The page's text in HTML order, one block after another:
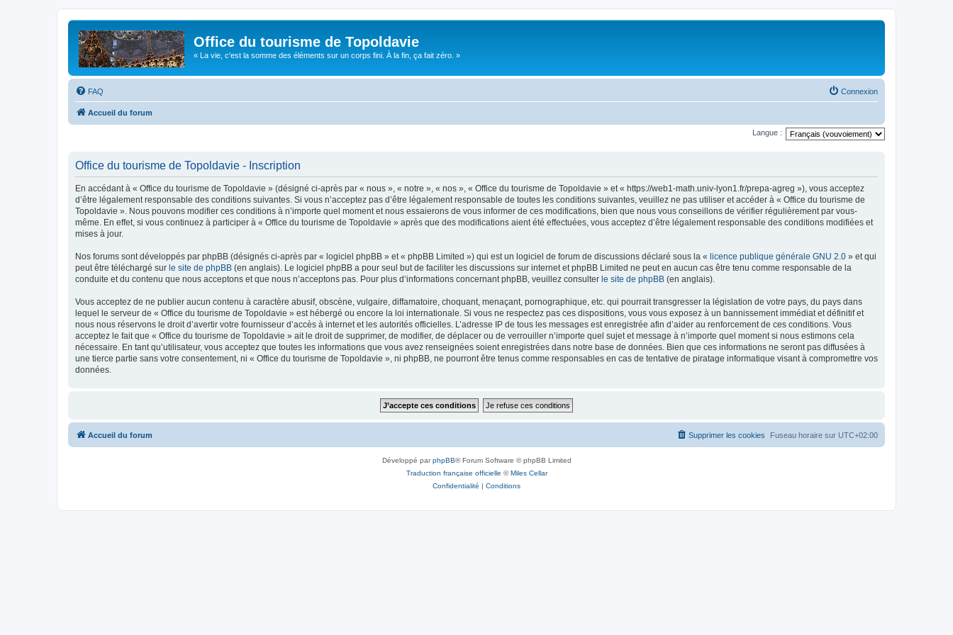
Office du tourisme de Topoldavie
« La vie, c'est la somme des éléments sur un corps fini. À la fin, ça fait zéro. »
FAQ Connexion
Accueil du forum
Langue :
Office du tourisme de Topoldavie - Inscription
En accédant à « Office du tourisme de Topoldavie » (désigné ci-après par « nous », « notre », « nos », « Office du tourisme de Topoldavie » et « https://web1-math.univ-lyon1.fr/prepa-agreg »), vous acceptez
d’être légalement responsable des conditions suivantes. Si vous n’acceptez pas d’être légalement responsable de toutes les conditions suivantes, veuillez ne pas utiliser et accéder à « Office du tourisme de
Topoldavie ». Nous pouvons modifier ces conditions à n’importe quel moment et nous essaierons de vous informer de ces modifications, bien que nous vous conseillons de vérifier régulièrement par vous-
même. En effet, si vous continuez à participer à « Office du tourisme de Topoldavie » après que des modifications aient été effectuées, vous acceptez d’être légalement responsable des conditions modifiées et
mises à jour.
Nos forums sont développés par phpBB (désignés ci-après par « logiciel phpBB » et « phpBB Limited ») qui est un logiciel de forum de discussions déclaré sous la « licence publique générale GNU 2.0 » et qui
peut être téléchargé sur le site de phpBB (en anglais). Le logiciel phpBB a pour seul but de faciliter les discussions sur internet et phpBB Limited ne peut en aucun cas être tenu comme responsable de la
conduite et du contenu que nous acceptons et que nous n’acceptons pas. Pour plus d’informations concernant phpBB, veuillez consulter le site de phpBB (en anglais).
Vous acceptez de ne publier aucun contenu à caractère abusif, obscène, vulgaire, diffamatoire, choquant, menaçant, pornographique, etc. qui pourrait transgresser la législation de votre pays, du pays dans
lequel le serveur de « Office du tourisme de Topoldavie » est hébergé ou encore la loi internationale. Si vous ne respectez pas ces dispositions, vous vous exposez à un bannissement immédiat et définitif et
nous nous réservons le droit d’avertir votre fournisseur d’accès à internet et les autorités officielles. L’adresse IP de tous les messages est enregistrée afin d’aider au renforcement de ces conditions. Vous
acceptez le fait que « Office du tourisme de Topoldavie » ait le droit de supprimer, de modifier, de déplacer ou de verrouiller n’importe quel sujet et message à n’importe quel moment si nous estimons cela
nécessaire. En tant qu’utilisateur, vous acceptez que toutes les informations que vous avez renseignées soient enregistrées dans notre base de données. Bien que ces informations ne seront pas diffusées à
une tierce partie sans votre consentement, ni « Office du tourisme de Topoldavie », ni phpBB, ne pourront être tenus comme responsables en cas de tentative de piratage informatique visant à compromettre vos
données.
Accueil du forum Fuseau horaire sur UTC+02:00
Supprimer les cookies
Développé parphpBB® Forum Software © phpBB Limited
Traduction française officielle ©Miles Cellar
Confidentialité | Conditions